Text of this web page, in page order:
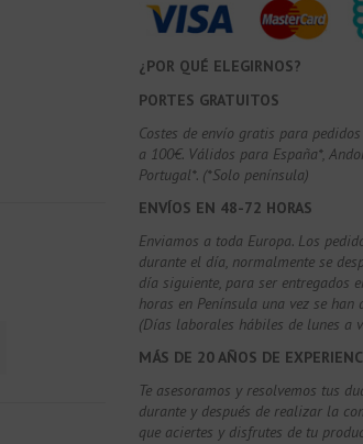
¿POR QUÉ ELEGIRNOS?
PORTES GRATUITOS
Costes de envío gratis para
a 100€. Válidos para España*,
Portugal*. (*Solo península)
ENVÍOS EN 48-72 HORAS
Enviamos a toda Europa. Los
durante el día, normalmente se
día siguiente, para ser entregados
horas en Península una vez se han
(Días laborales hábiles de lunes a
MÁS DE 20 AÑOS DE
Te asesoramos y resolvemos tus
durante y después de realizar la
que aciertes y disfrutes de tu